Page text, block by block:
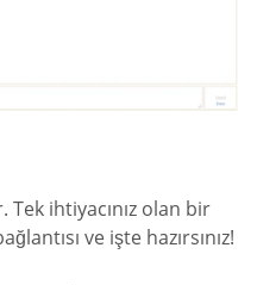
ihtiyacınız olan bir
ve işte hazırsınız!